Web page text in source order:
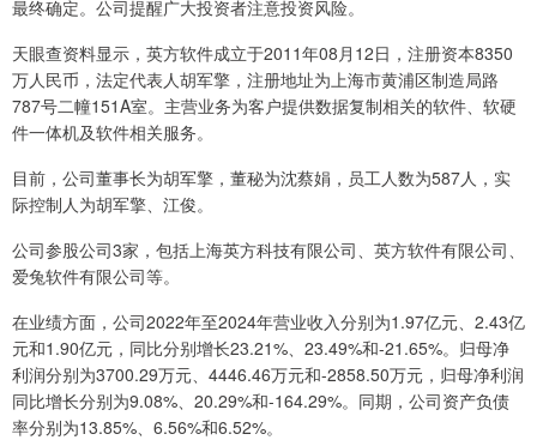
最终确定。公司提醒广大投资者注意投资风险。
天眼查资料显示，英方软件成立于2011年08月12日，注册资本8350
万人民币，法定代表人胡军擎，注册地址为上海市黄浦区制造局路
787号二幢151A室。主营业务为客户提供数据复制相关的软件、软硬
件一体机及软件相关服务。
目前，公司董事长为胡军擎，董秘为沈蔡娟，员工人数为587人，实
际控制人为胡军擎、江俊。
公司参股公司3家，包括上海英方科技有限公司、英方软件有限公司、
爱兔软件有限公司等。
在业绩方面，公司2022年至2024年营业收入分别为1.97亿元、2.43亿
元和1.90亿元，同比分别增长23.21%、23.49%和-21.65%。归母净
利润分别为3700.29万元、4446.46万元和-2858.50万元，归母净利润
同比增长分别为9.08%、20.29%和-164.29%。同期，公司资产负债
率分别为13.85%、6.56%和6.52%。